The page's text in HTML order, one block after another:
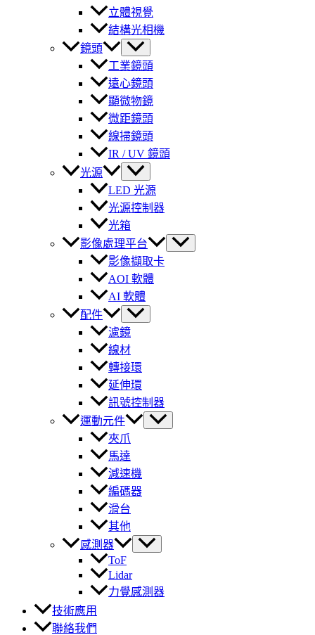
立體視覺
結構光相機
鏡頭
工業鏡頭
遠心鏡頭
顯微物鏡
微距鏡頭
線掃鏡頭
IR / UV 鏡頭
光源
LED 光源
光源控制器
光箱
影像處理平台
影像擷取卡
AOI 軟體
AI 軟體
配件
濾鏡
線材
轉接環
延伸環
訊號控制器
運動元件
夾爪
馬達
減速機
編碼器
滑台
其他
感測器
ToF
Lidar
力覺感測器
技術應用
聯絡我們